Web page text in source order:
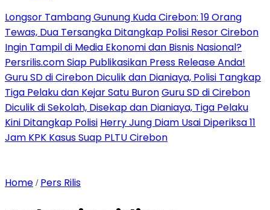
Longsor Tambang Gunung Kuda Cirebon: 19 Orang
Tewas, Dua Tersangka Ditangkap Polisi Resor Cirebon
Ingin Tampil di Media Ekonomi dan Bisnis Nasional?
Persrilis.com Siap Publikasikan Press Release Anda!
Guru SD di Cirebon Diculik dan Dianiaya, Polisi Tangkap
Tiga Pelaku dan Kejar Satu BuronGuru SD di Cirebon
Diculik di Sekolah, Disekap dan Dianiaya, Tiga Pelaku
Kini Ditangkap Polisi Herry Jung Diam Usai Diperiksa 11
Jam KPK Kasus Suap PLTU Cirebon
Home / Pers Rilis